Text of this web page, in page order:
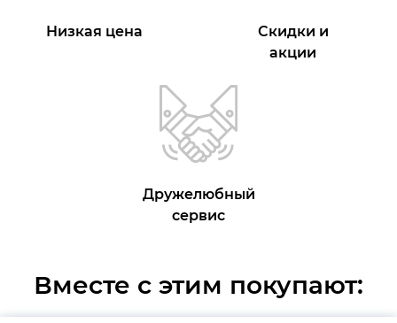
Низкая цена
Скидки и
акции
Дружелюбный
сервис
Вместе с этим покупают: